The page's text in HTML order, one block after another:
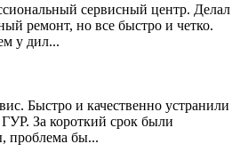
сервисный центр. Делал
ремонт, но все быстро и четко.
у дил...
Быстро и качественно устранили
За короткий срок были
проблема бы...